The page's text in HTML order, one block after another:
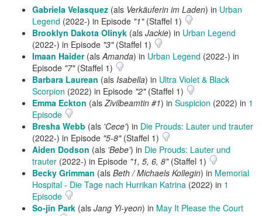
Gabriela Velasquez (als Verkäuferin im Laden) in Urban
Legend (2022-) in Episode "1"(Staffel 1)
Brooklyn Dakota Olinyk (als Jackie) in Urban Legend
(2022-) in Episode "3"(Staffel 1)
Imaan Haider(alsAmanda) in Urban Legend (2022-) in
Episode "7"(Staffel 1)
Barbara Laurean (als Isabella) in Ultra Violet & Black
Scorpion (2022) in Episode "2"(Staffel 1)
Emma Eckton (alsZivilbeamtin #1) in Suspicion (2022) in 1
Episode
Bresha Webb (als 'Cece') in Die Prouds: Lauter und trauter
(2022-) in Episode "5-8"(Staffel 1)
Aiden Dodson (als 'Bebe') in Die Prouds: Lauter und
trauter (2022-) in Episode "1, 5, 6, 8"(Staffel 1)
Becky Grimman (als Beth / Michaels Kollegin) in Memorial
Hospital - Die Tage nach Hurrikan Katrina (2022) in 1
Episode
So-jin Park (als Jang Yi-yeon) in May It Please the Court